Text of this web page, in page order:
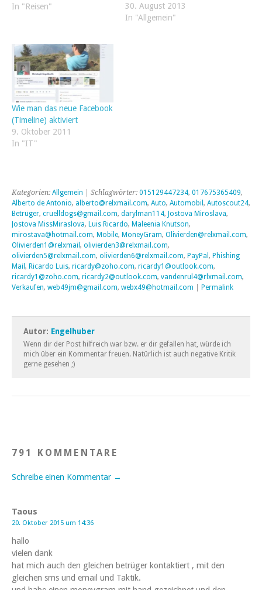
In "Reisen"
30. August 2013
In "Allgemein"
Wie man das neue Facebook
(Timeline) aktiviert
9. Oktober 2011
In "IT"
Kategorien: Allgemein | Schlagwörter: 015129447234, 017675365409,
Alberto de Antonio, alberto@relxmail.com, Auto, Automobil , Autoscout24,
Betrüger, cruelldogs@gmail.com, darylman114, Jostova Miroslava,
Jostova MissMiraslova, Luis Ricardo, Maleenia Knutson,
mirostava@hotmail.com, Mobile, MoneyGram, Olivierden@relxmail.com,
Olivierden1@relxmail , olivierden3@relxmail.com,
olivierden5@relxmail.com, olivierden6@relxmail.com, PayPal , Phishing
Mail , Ricardo Luis, ricardy@zoho.com, ricardy1@outlook.com,
ricardy1@zoho.com, ricardy2@outlook.com, vandenrul4@rlxmail.com,
Verkaufen, web49jm@gmail.com, webx49@hotmail.com Permalink
Autor: Engelhuber
Wenn dir der Post hilfreich war bzw. er dir gefallen hat, würde ich
mich über ein Kommentar freuen. Natürlich ist auch negative Kritik
gerne gesehen ;)
791 KOMMENTARE
Schreibe einen Kommentar →
Taous
20. Oktober 2015 um 14:36
hallo
vielen dank
hat mich auch den gleichen betrüger kontaktiert , mit den
gleichen sms und email und Taktik.